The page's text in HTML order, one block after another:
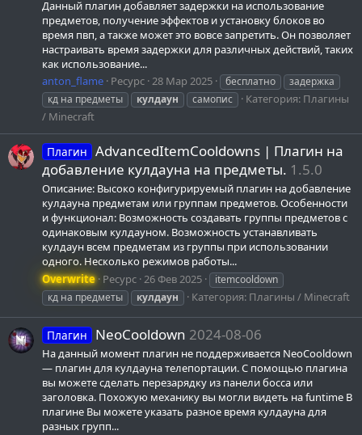
Данный плагин добавляет задержки на использование
предметов, получение эффектов и установку блоков во
время пвп, а также может это вовсе запретить. Он позволяет
настраивать время задержки для различных действий, таких
как использование...
anton_flame Ресурс 28 Мар 2025 бесплатно
задержка
кд на предметы
кулдаун самопис Категория: Плагины
/ Minecraft
Плагин AdvancedItemCooldowns | Плагин на
добавление кулдауна на предметы. 1.5.0
Описание: Высоко конфигурируемый плагин на добавление
кулдауна предметам или группам предметов. Особенности
и функционал: Возможность создавать группы предметов с
одинаковым кулдауном. Возможность устанавливать
кулдаун всем предметам из группы при использовании
одного. Несколько режимов работы...
Overwrite Ресурс 26 Фев 2025
itemcooldown
кд на предметы
кулдаун Категория: Плагины / Minecraft
Плагин NeoCooldown 2024-08-06
На данный момент плагин не поддерживается NeoCooldown
— плагин для кулдауна телепортации. С помощью плагина
вы можете сделать перезарядку из панели босса или
заголовка. Похожую механику вы могли видеть на funtime В
плагине Вы можете указать разное время кулдауна для
разных групп...